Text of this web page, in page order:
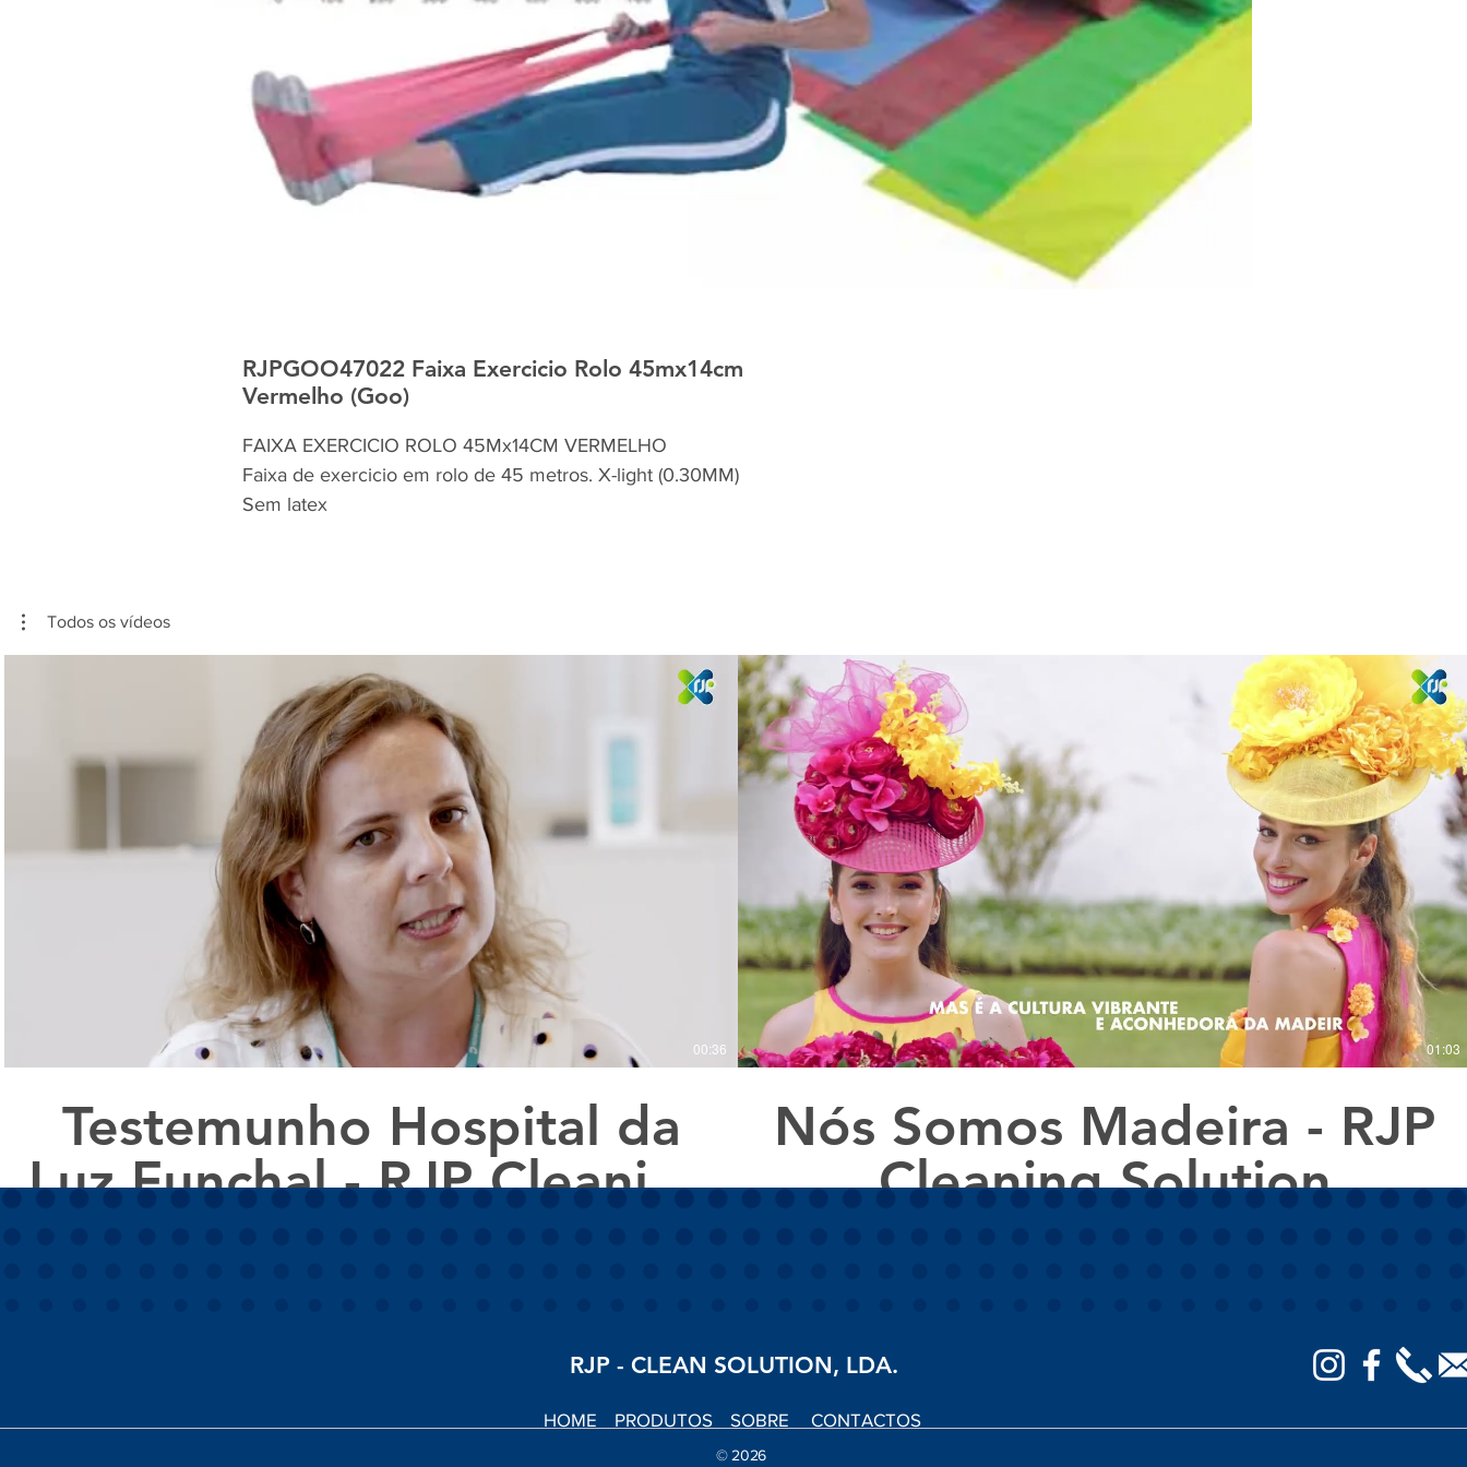
RJPGOO47022 Faixa Exercicio Rolo 45mx14cm
Vermelho (Goo)
FAIXA EXERCICIO ROLO 45Mx14CM VERMELHO
Faixa de exercicio em rolo de 45 metros. X-light (0.30MM)
Sem latex
Todos os vídeos
Reproduzir vídeo
00:36
Testemunho Hospital da
Luz Funchal - RJP Cleaning
01:03
Nós Somos Madeira - RJP
Cleaning Solution
RJP - CLEAN SOLUTION, LDA.
HOME PRODUTOS SOBRE CONTACTOS
© 2026